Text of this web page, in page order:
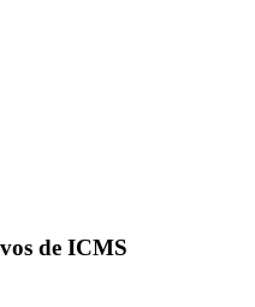
de ICMS